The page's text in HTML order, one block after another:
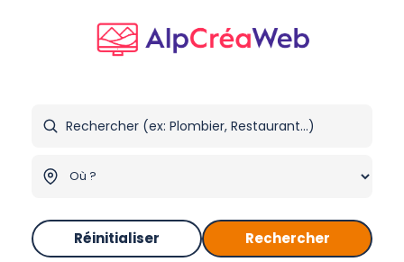
Réinitialiser Rechercher